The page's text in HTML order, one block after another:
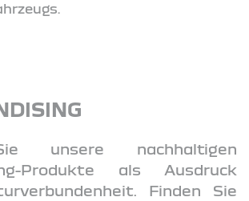
unsere nachhaltigen
Produkte als Ausdruck
Finden Sie